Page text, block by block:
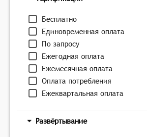
Бесплатно
Единовременная оплата
По запросу
Ежегодная оплата
Ежемесячная оплата
Оплата потребления
Ежеквартальная оплата
Развёртывание